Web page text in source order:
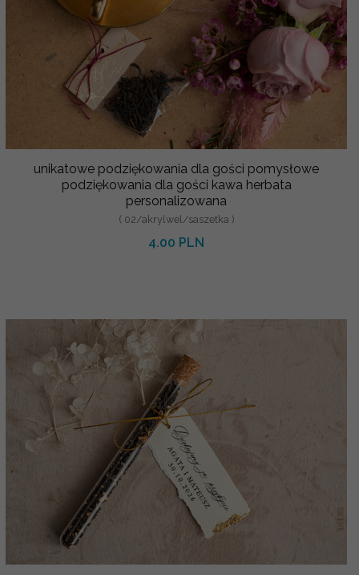
unikatowe podziękowania dla gości pomysłowe
podziękowania dla gości kawa herbata
personalizowana
( 02/akrylwel/saszetka )
4.00 PLN